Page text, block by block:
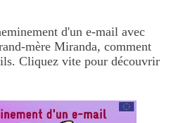
d'un e-mail avec
mère Miranda, comment
Cliquez vite pour découvrir